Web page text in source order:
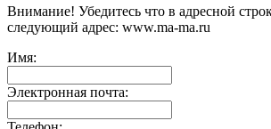
Внимание! Убедитесь что в адресной
следующий адрес: www.ma-ma.ru
Имя:
Электронная почта: